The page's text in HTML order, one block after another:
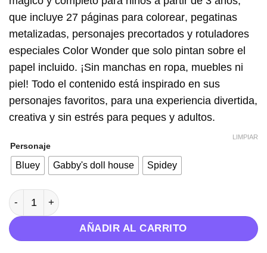
que incluye 27 páginas para colorear, pegatinas
metalizadas, personajes precortados y rotuladores
especiales Color Wonder que solo pintan sobre el
papel incluido. ¡Sin manchas en ropa, muebles ni
piel! Todo el contenido está inspirado en sus
personajes favoritos, para una experiencia divertida,
creativa y sin estrés para peques y adultos.
Personaje
Bluey Gabby's doll house Spidey
LIMPIAR
Colorea sin manchas - Crayola cantidad
AÑADIR AL CARRITO